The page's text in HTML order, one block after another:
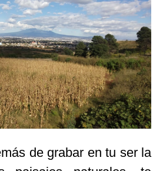
de grabar en tu ser la